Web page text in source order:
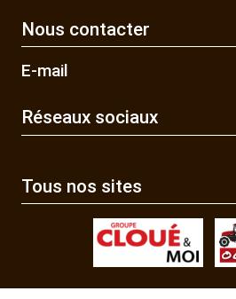
Nous contacter
E-mail
Réseaux sociaux
Tous nos sites